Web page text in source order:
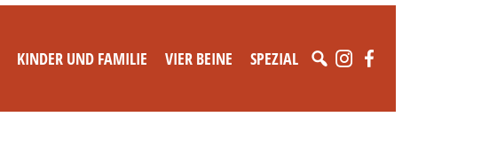
KINDER UND FAMILIE VIER BEINE SPEZIAL